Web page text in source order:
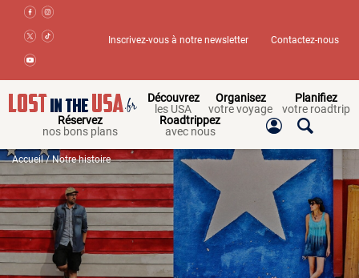
Inscrivez-vous à notre newsletter Contactez-nous
Découvrez
les USA
Organisez
votre voyage
Planifiez
votre roadtrip
Réservez
nos bons plans
Roadtrippez
avec nous
Accueil/ Notre histoire